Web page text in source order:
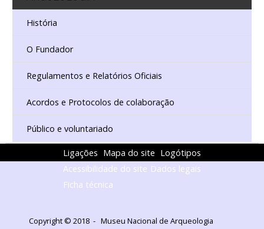
História
O Fundador
Regulamentos e Relatórios Oficiais
Acordos e Protocolos de colaboração
Público e voluntariado
Ligações Mapa do site Logótipos
Acessibilidade do site Dados legais
Ficha técnica
Copyright © 2018 - Museu Nacional de Arqueologia